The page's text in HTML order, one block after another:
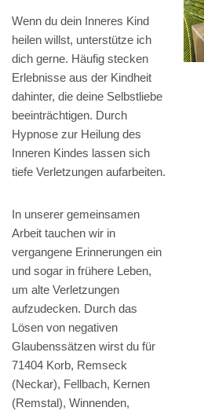
Wenn du dein Inneres Kind
heilen willst, unterstütze ich
dich gerne. Häufig stecken
Erlebnisse aus der Kindheit
dahinter, die deine Selbstliebe
beeinträchtigen. Durch
Hypnose zur Heilung des
Inneren Kindes lassen sich
tiefe Verletzungen aufarbeiten.
In unserer gemeinsamen
Arbeit tauchen wir in
vergangene Erinnerungen ein
und sogar in frühere Leben,
um alte Verletzungen
aufzudecken. Durch das
Lösen von negativen
Glaubenssätzen wirst du für
71404 Korb, Remseck
(Neckar), Fellbach, Kernen
(Remstal), Winnenden,